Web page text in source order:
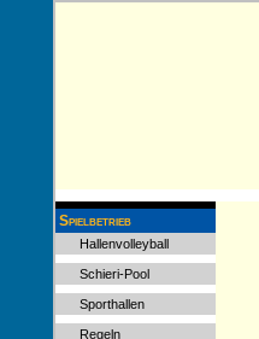
Spielbetrieb
Hallenvolleyball
Schieri-Pool
Sporthallen
Regeln